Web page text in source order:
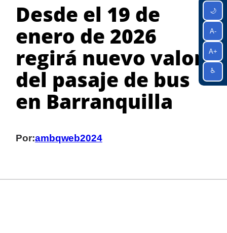
🌙
A-
A+
♿
Desde el 19 de
enero de 2026
regirá nuevo valor
del pasaje de bus
en Barranquilla
Por:ambqweb2024